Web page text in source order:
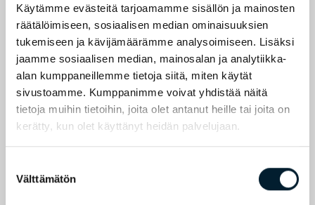
Käytämme evästeitä tarjoamamme sisällön ja mainosten
räätälöimiseen, sosiaalisen median ominaisuuksien
tukemiseen ja kävijämäärämme analysoimiseen. Lisäksi
jaamme sosiaalisen median, mainosalan ja analytiikka-
alan kumppaneillemme tietoja siitä, miten käytät
sivustoamme. Kumppanimme voivat yhdistää näitä
tietoja muihin tietoihin, joita olet antanut heille tai joita on
kerätty, kun olet käyttänyt heidän palvelujaan.
valinta
Välttämätön
Asiakastyytyväisyytemme on ollut pitkään
erinomaisella tasolla ja tutkimuksemme vastaa
tarpeisiimme todella hyvin. Näemme, että
kehittämistä on silti tärkeää jatkaa, sillä aina löytyy
jotain parannettavaa, Anttila kertoo.
– Oma suosikkini on avoin kysymys “Miksi
suosittelisit?”. Tähän kysymykseen tulee kaikkein
aidoin tyytyväisten asiakkaiden ääni ja esiin nousee
asioita, joita emme olisi hoksanneet kysyä. Kysymys
Asiakkaiden kuuntelu mahdollistaa Technopolikselle